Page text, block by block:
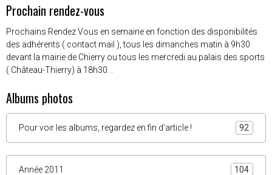
Prochain rendez-vous
Prochains Rendez Vous en semaine en fonction des disponibilités
des adhérents ( contact mail ), tous les dimanches matin à 9h30
devant la mairie de Chierry ou tous les mercredi au palais des sports
( Château-Thierry) à 18h30. .
Albums photos
Pour voir les albums, regardez en fin d'article ! 92
Année 2011 104